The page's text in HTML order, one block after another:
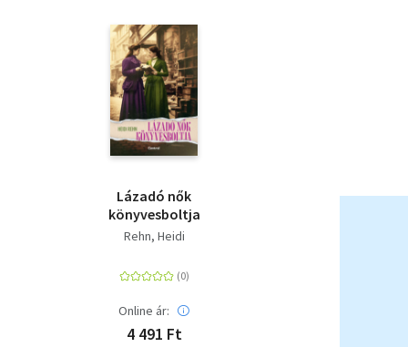
Lázadó nők
könyvesboltja
Rehn, Heidi
Online ár:
4 491 Ft